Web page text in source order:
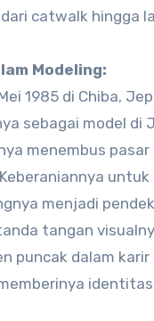
catwalk hingga
Modeling:
1985 di Chiba,
sebagai model di
menembus pasar
menjadi
tangan
puncak dalam karir